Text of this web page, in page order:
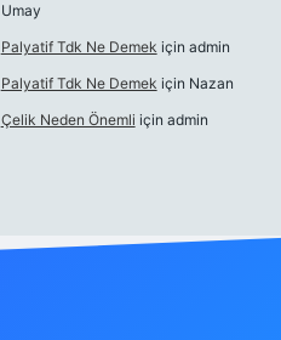
Umay
Palyatif Tdk Ne Demek için admin
Palyatif Tdk Ne Demek için Nazan
Çelik Neden Önemli için admin